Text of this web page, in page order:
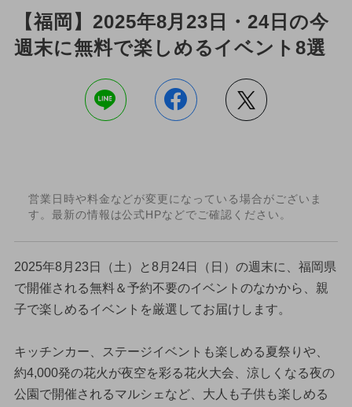
【福岡】2025年8月23日・24日の今
週末に無料で楽しめるイベント8選
営業日時や料金などが変更になっている場合がございま
す。最新の情報は公式HPなどでご確認ください。
2025年8月23日（土）と8月24日（日）の週末に、福岡県
で開催される無料＆予約不要のイベントのなかから、親
子で楽しめるイベントを厳選してお届けします。
キッチンカー、ステージイベントも楽しめる夏祭りや、
約4,000発の花火が夜空を彩る花火大会、涼しくなる夜の
公園で開催されるマルシェなど、大人も子供も楽しめる